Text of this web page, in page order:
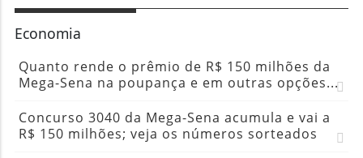
Economia
Quanto rende o prêmio de R$ 150 milhões da
Mega-Sena na poupança e em outras opções...
Concurso 3040 da Mega-Sena acumula e vai a
R$ 150 milhões; veja os números sorteados